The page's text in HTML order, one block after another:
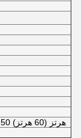
220 فولت (110 فولت) / 15A 50 هرتز (60 هرتز)